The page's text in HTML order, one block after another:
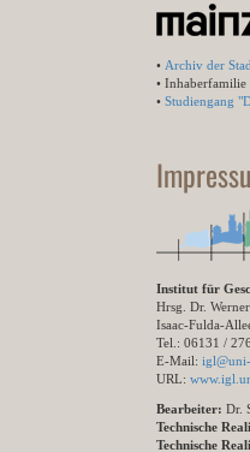
• Archiv der
•
• Studiengang
Institut für
Hrsg. Dr.
Isaac-Fulda-
Tel.: 06131 /
E-Mail:
URL:
Bearbeiter: Dr.
Technische
Technische